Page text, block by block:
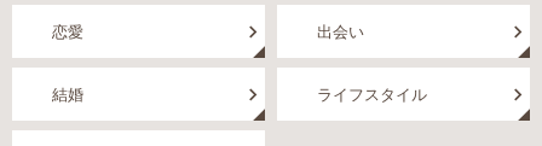
恋愛 出会い
結婚 ライフスタイル